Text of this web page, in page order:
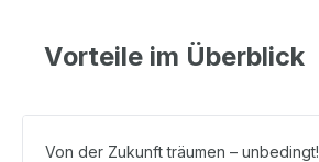
Vorteile im Überblick
Von der Zukunft träumen – unbedingt!